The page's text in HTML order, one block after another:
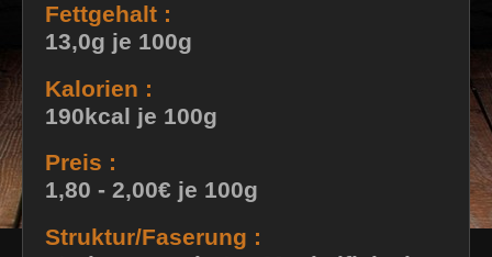
Fettgehalt :
13,0g je 100g
Kalorien :
190kcal je 100g
Preis :
1,80 - 2,00€ je 100g
Struktur/Faserung :